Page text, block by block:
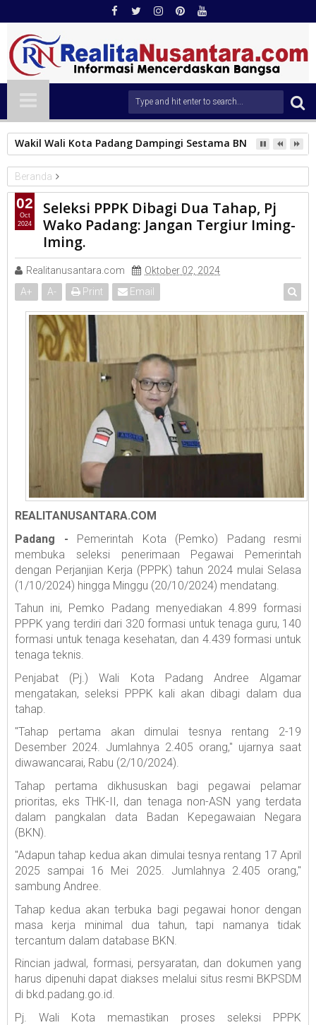
Wakil Wali Kota Padang Dampingi Sestama BNPB Tinjau
Beranda
PEMKO PADANG
Seleksi PPPK Dibagi Dua Tahap, Pj Wako Padang: Jangan Tergiur
Iming-Iming.
Seleksi PPPK Dibagi Dua Tahap, Pj
Wako Padang: Jangan Tergiur Iming-
Iming.
Realitanusantara.com
Oktober 02, 2024
A+ A- Print Email
REALITANUSANTARA.COM
Padang - Pemerintah Kota (Pemko) Padang resmi
membuka seleksi penerimaan Pegawai Pemerintah
dengan Perjanjian Kerja (PPPK) tahun 2024 mulai Selasa
(1/10/2024) hingga Minggu (20/10/2024) mendatang.
Tahun ini, Pemko Padang menyediakan 4.899 formasi
PPPK yang terdiri dari 320 formasi untuk tenaga guru, 140
formasi untuk tenaga kesehatan, dan 4.439 formasi untuk
tenaga teknis.
Penjabat (Pj.) Wali Kota Padang Andree Algamar
mengatakan, seleksi PPPK kali akan dibagi dalam dua
tahap.
"Tahap pertama akan dimulai tesnya rentang 2-19
Desember 2024. Jumlahnya 2.405 orang," ujarnya saat
diwawancarai, Rabu (2/10/2024).
Tahap pertama dikhususkan bagi pegawai pelamar
prioritas, eks THK-II, dan tenaga non-ASN yang terdata
dalam pangkalan data Badan Kepegawaian Negara
(BKN).
"Adapun tahap kedua akan dimulai tesnya rentang 17 April
2025 sampai 16 Mei 2025. Jumlahnya 2.405 orang,"
sambung Andree.
Tahap kedua akan terbuka bagi pegawai honor dengan
masa kerja minimal dua tahun, tapi namanya tidak
tercantum dalam database BKN.
Rincian jadwal, formasi, persyaratan, dan dokumen yang
harus dipenuhi dapat diakses melalui situs resmi BKPSDM
di bkd.padang.go.id.
Pj. Wali Kota memastikan proses seleksi PPPK
02
Oct
2024